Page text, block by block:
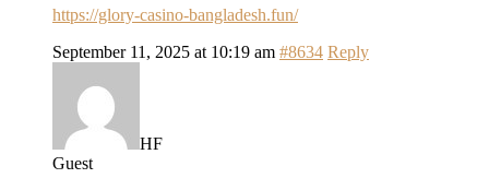
https://glory-casino-bangladesh.fun/
September 11, 2025 at 10:19 am #8634 Reply
HF
Guest